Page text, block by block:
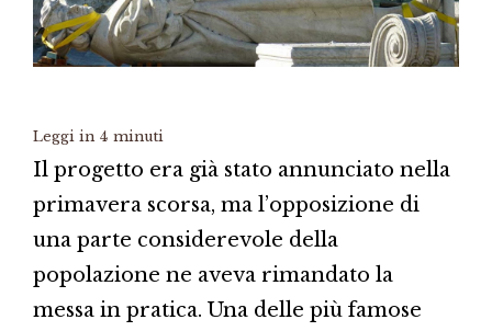
Leggi in 4 minuti
Il progetto era già stato annunciato nella
primavera scorsa, ma l’opposizione di
una parte considerevole della
popolazione ne aveva rimandato la
messa in pratica. Una delle più famose